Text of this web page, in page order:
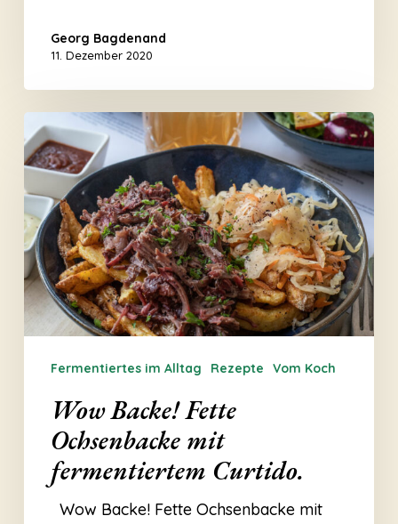
Georg Bagdenand
11. Dezember 2020
Wow
Backe!
Fette
Ochsenbacke
mit
fermentiertem
Curtido.
Fermentiertes im Alltag Rezepte Vom Koch
Wow Backe! Fette
Ochsenbacke mit
fermentiertem Curtido.
Wow Backe! Fette Ochsenbacke mit